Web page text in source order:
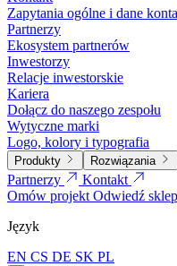
Zapytania ogólne i dane
Partnerzy
Ekosystem partnerów
Inwestorzy
Relacje inwestorskie
Kariera
Dołącz do naszego zespołu
Wytyczne marki
Logo, kolory i typografia
Produkty Rozwiązania
Partnerzy
Kontakt
Omów projektOdwiedź sklep
Język
EN CS DE SK PL